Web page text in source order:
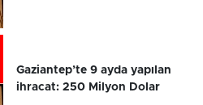
Gaziantep’te 9 ayda yapılan
ihracat: 250 Milyon Dolar